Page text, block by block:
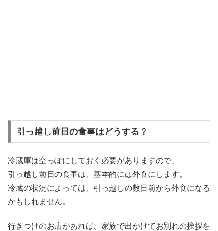
引っ越し前日の食事はどうする？
冷蔵庫は空っぽにしておく必要がありますので、
引っ越し前日の食事は、基本的には外食にします。
冷蔵の状況によっては、引っ越しの数日前から外食になる
かもしれません。
行きつけのお店があれば、家族で出かけてお別れの挨拶を